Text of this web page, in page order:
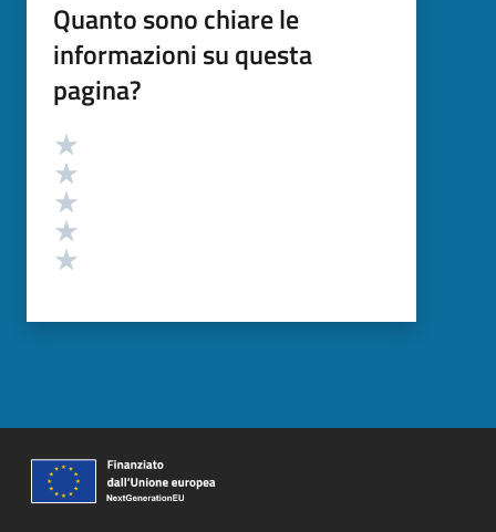
Quanto sono chiare le
informazioni su questa
pagina?
Valutazione